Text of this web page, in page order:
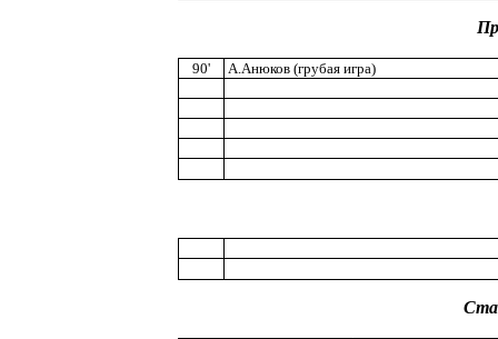
90' А.Анюков (грубая игра)